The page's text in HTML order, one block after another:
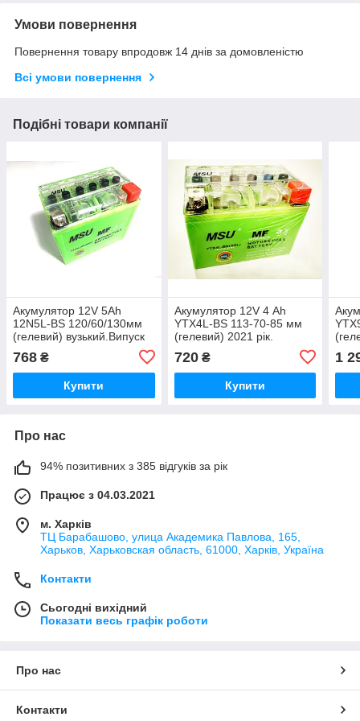
Умови повернення
Повернення товару впродовж 14 днів за домовленістю
Всі умови повернення
Подібні товари компанії
Акумулятор 12V 5Аһ
12N5L-BS 120/60/130мм
(гелевий) вузький.Випуск
768 ₴
Купити
Акумулятор 12V 4 Аһ
YTX4L-BS 113-70-85 мм
(гелевий) 2021 рік.
720₴
Купити
1
Про нас
94% позитивних з 385 відгуків за рік
Працює з 04.03.2021
м. Харків
ТЦ Барабашово, улица Академика Павлова, 165,
Харьков, Харьковская область, 61000, Харків, Україна
Контакти
Сьогодні вихідний
Показати весь графік роботи
Про нас
Контакти